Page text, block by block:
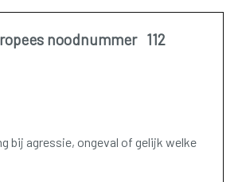
noodnummer 112
bij agressie, ongeval of gelijk welke